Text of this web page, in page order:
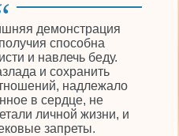
демонстрация
способна
и навлечь беду.
и сохранить
надлежало
в сердце, не
личной жизни, и
запреты.